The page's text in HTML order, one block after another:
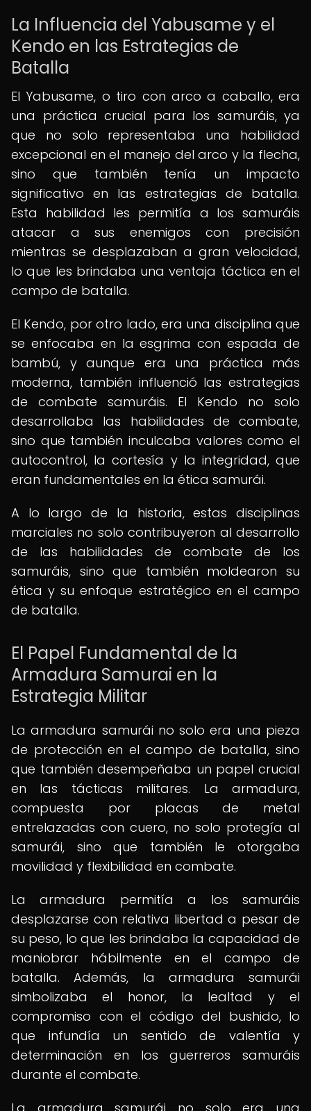
La Influencia del Yabusame y el
Kendo en las Estrategias de
Batalla
El Yabusame, o tiro con arco a caballo, era
una práctica crucial para los samuráis, ya
que no solo representaba una habilidad
excepcional en el manejo del arco y la flecha,
sino que también tenía un impacto
significativo en las estrategias de batalla.
Esta habilidad les permitía a los samuráis
atacar a sus enemigos con precisión
mientras se desplazaban a gran velocidad,
lo que les brindaba una ventaja táctica en el
campo de batalla.
El Kendo, por otro lado, era una disciplina que
se enfocaba en la esgrima con espada de
bambú, y aunque era una práctica más
moderna, también influenció las estrategias
de combate samuráis. El Kendo no solo
desarrollaba las habilidades de combate,
sino que también inculcaba valores como el
autocontrol, la cortesía y la integridad, que
eran fundamentales en la ética samurái.
A lo largo de la historia, estas disciplinas
marciales no solo contribuyeron al desarrollo
de las habilidades de combate de los
samuráis, sino que también moldearon su
ética y su enfoque estratégico en el campo
de batalla.
El Papel Fundamental de la
Armadura Samurai en la
Estrategia Militar
La armadura samurái no solo era una pieza
de protección en el campo de batalla, sino
que también desempeñaba un papel crucial
en las tácticas militares. La armadura,
compuesta por placas de metal
entrelazadas con cuero, no solo protegía al
samurái, sino que también le otorgaba
movilidad y flexibilidad en combate.
La armadura permitía a los samuráis
desplazarse con relativa libertad a pesar de
su peso, lo que les brindaba la capacidad de
maniobrar hábilmente en el campo de
batalla. Además, la armadura samurái
simbolizaba el honor, la lealtad y el
compromiso con el código del bushido, lo
que infundía un sentido de valentía y
determinación en los guerreros samuráis
durante el combate.